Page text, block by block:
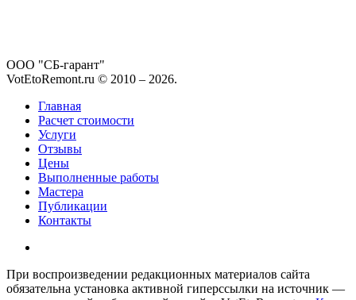
ООО "СБ-гарант"
VotEtoRemont.ru © 2010 – 2026.
Главная
Расчет стоимости
Услуги
Отзывы
Цены
Выполненные работы
Мастера
Публикации
Контакты
При воспроизведении редакционных материалов сайта
обязательна установка активной гиперссылки на источник —